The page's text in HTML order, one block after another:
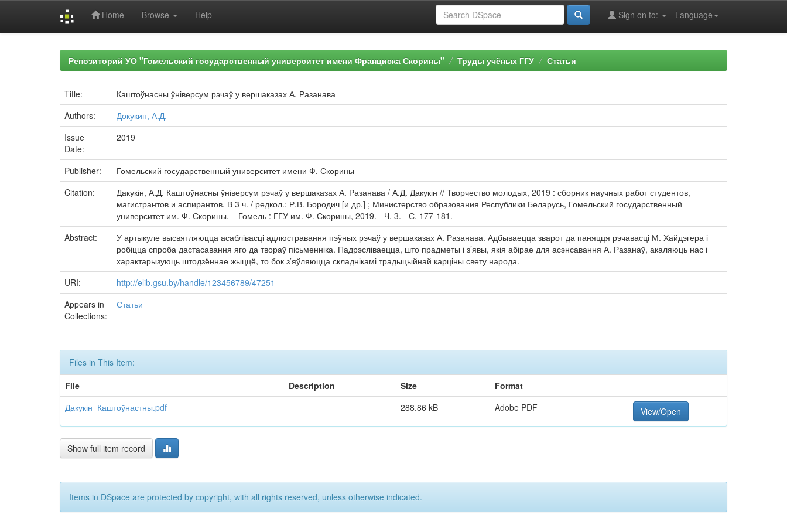
Home Browse Help Language
Sign on to:
Репозиторий УО "Гомельский государственный университет имени Франциска Скорины" Труды учёных ГГУ Статьи
Title:
Каштоўнасны ўніверсум рэчаў у вершаказах А. Разанава
Authors:
Докукин, А.Д.
Issue
Date:
2019
Publisher:
Гомельский государственный университет имени Ф. Скорины
Citation:
Дакукін, А.Д. Каштоўнасны ўніверсум рэчаў у вершаказах А. Разанава / А.Д. Дакукін // Творчество молодых, 2019 : сборник научных работ студентов,
магистрантов и аспирантов. В 3 ч. / редкол.: Р.В. Бородич [и др.] ; Министерство образования Республики Беларусь, Гомельский государственный
университет им. Ф. Скорины. – Гомель : ГГУ им. Ф. Скорины, 2019. - Ч. 3. - С. 177-181.
Abstract:
У артыкуле высвятляюцца асаблівасці адлюстравання пэўных рэчаў у вершаказах А. Разанава. Адбываецца зварот да паняцця рэчавасці М. Хайдэгера і
робіцца спроба дастасавання яго да твораў пісьменніка. Падрэсліваецца, што прадметы і з’явы, якія абірае для асэнсавання А. Разанаў, акаляюць нас і
характарызуюць штодзённае жыццё, то бок з’яўляюцца складнікамі традыцыйнай карціны свету народа.
URI:
http://elib.gsu.by/handle/123456789/47251
Appears in
Collections:
Статьи
Files in This Item:
File
Description Size
Format
Дакукін_Каштоўнастны.pdf
288.86 kB Adobe PDF View/Open
Show full item record
Items in DSpace are protected by copyright, with all rights reserved, unless otherwise indicated.